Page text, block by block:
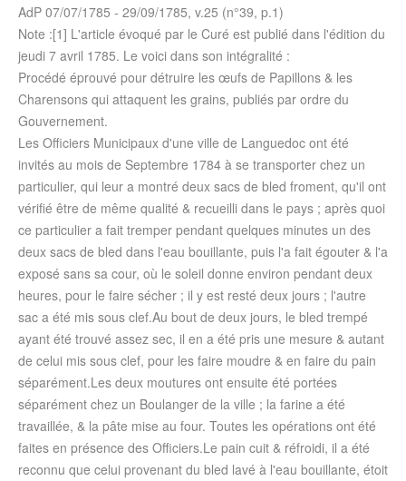
AdP 07/07/1785 - 29/09/1785, v.25 (n°39, p.1)
Note :[1] L'article évoqué par le Curé est publié dans l'édition du
jeudi 7 avril 1785. Le voici dans son intégralité :
Procédé éprouvé pour détruire les œufs de Papillons & les
Charensons qui attaquent les grains, publiés par ordre du
Gouvernement.
Les Officiers Municipaux d'une ville de Languedoc ont été
invités au mois de Septembre 1784 à se transporter chez un
particulier, qui leur a montré deux sacs de bled froment, qu'il ont
vérifié être de même qualité & recueilli dans le pays ; après quoi
ce particulier a fait tremper pendant quelques minutes un des
deux sacs de bled dans l'eau bouillante, puis l'a fait égouter & l'a
exposé sans sa cour, où le soleil donne environ pendant deux
heures, pour le faire sécher ; il y est resté deux jours ; l'autre
sac a été mis sous clef.Au bout de deux jours, le bled trempé
ayant été trouvé assez sec, il en a été pris une mesure & autant
de celui mis sous clef, pour les faire moudre & en faire du pain
séparément.Les deux moutures ont ensuite été portées
séparément chez un Boulanger de la ville ; la farine a été
travaillée, & la pâte mise au four. Toutes les opérations ont été
faites en présence des Officiers.Le pain cuit & réfroidi, il a été
reconnu que celui provenant du bled lavé à l'eau bouillante, étoit